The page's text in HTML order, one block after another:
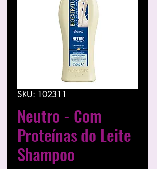
SKU: 102311
Neutro - Com
Proteínas do Leite
Shampoo